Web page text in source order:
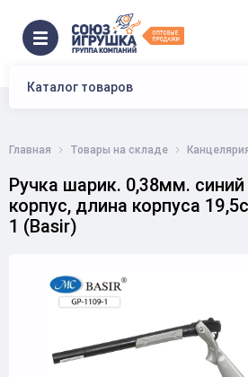
Каталог товаров
Главная Товары на складе
Ручка шарик. 0,38мм.
корпус, длина корпуса
1 (Basir)